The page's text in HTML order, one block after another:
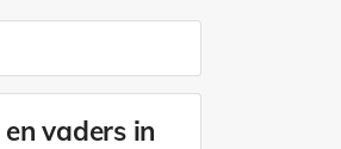
vaders in